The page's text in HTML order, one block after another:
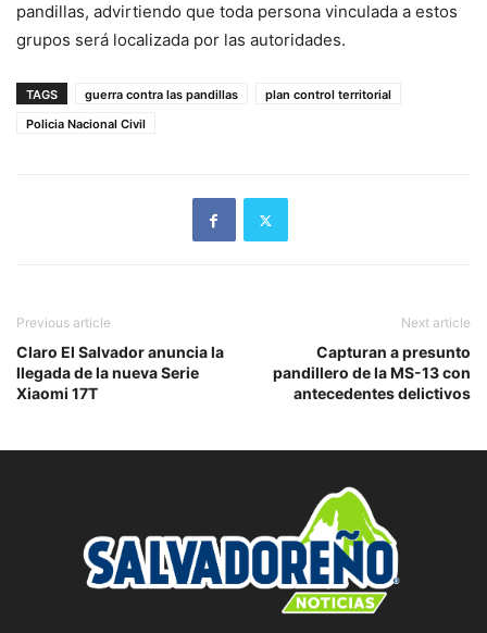
pandillas, advirtiendo que toda persona vinculada a estos
grupos será localizada por las autoridades.
TAGS guerra contra las pandillas
plan control territorial
Policia Nacional Civil
Previous article
Claro El Salvador anuncia la
llegada de la nueva Serie
Xiaomi 17T
Next article
Capturan a presunto
pandillero de la MS-13 con
antecedentes delictivos